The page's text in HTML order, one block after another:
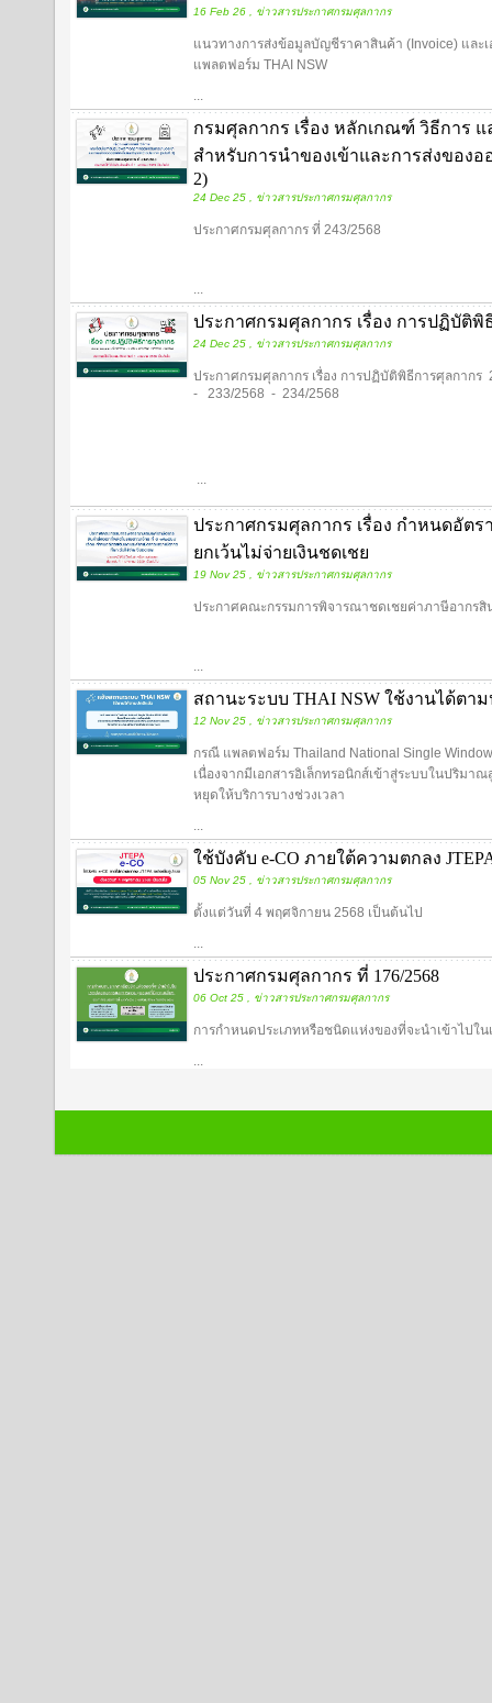
16 Feb 26 , ข่าวสารประกาศกรมศุลกากร
แนวทางการส่งข้อมูลบัญชีราคาสินค้า (Invoice) และ
แพลตฟอร์ม THAI NSW
...
กรมศุลกากร เรื่อง หลักเกณฑ์ วิธีการ
สำหรับการนำของเข้าและการส่งของ
2)
24 Dec 25 , ข่าวสารประกาศกรมศุลกากร
ประกาศกรมศุลกากร ที่ 243/2568
...
ประกาศกรมศุลกากร เรื่อง การปฏิบัติพิ
24 Dec 25 , ข่าวสารประกาศกรมศุลกากร
ประกาศกรมศุลกากร เรื่อง การปฏิบัติพิธีการศุลกาก
- 233/2568 - 234/2568
...
ประกาศกรมศุลกากร เรื่อง กำหนดอัต
ยกเว้นไม่จ่ายเงินชดเชย
19 Nov 25 , ข่าวสารประกาศกรมศุลกากร
ประกาศคณะกรรมการพิจารณาชดเชยค่าภาษีอากร
...
สถานะระบบ THAI NSW ใช้งานได้ตา
12 Nov 25 , ข่าวสารประกาศกรมศุลกากร
กรณี แพลตฟอร์ม Thailand National Single
เนื่องจากมีเอกสารอิเล็กทรอนิกส์เข้าสู่ระบบในปริมา
หยุดให้บริการบางช่วงเวลา
...
ใช้บังคับ e-CO ภายใต้ความตกลง
05 Nov 25 , ข่าวสารประกาศกรมศุลกากร
ตั้งแต่วันที่ 4 พฤศจิกายน 2568 เป็นต้นไป
...
ประกาศกรมศุลกากร ที่ 176/2568
06 Oct 25 , ข่าวสารประกาศกรมศุลกากร
การกำหนดประเภทหรือชนิดแห่งของที่จะนำเข้าไปใ
...